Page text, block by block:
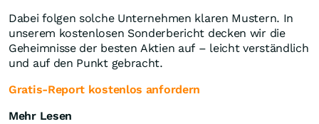
Dabei folgen solche Unternehmen klaren Mustern. In
unserem kostenlosen Sonderbericht decken wir die
Geheimnisse der besten Aktien auf – leicht verständlich
und auf den Punkt gebracht.
Gratis-Report kostenlos anfordern
Mehr Lesen